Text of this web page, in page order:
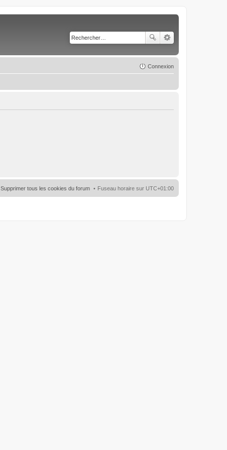
Connexion
Fuseau horaire sur UTC+01:00
Supprimer tous les cookies du forum